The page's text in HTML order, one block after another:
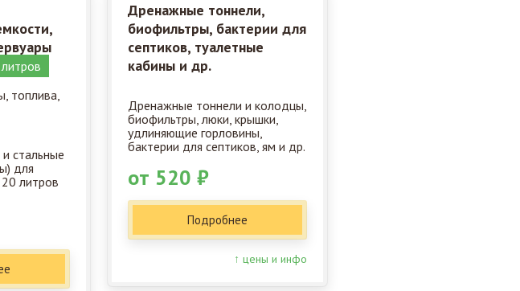
стальные
для
литров
Дренажные тоннели,
биофильтры, бактерии для
септиков, туалетные
кабины и др.
Дренажные тоннели и колодцы,
биофильтры, люки, крышки,
удлиняющие горловины,
бактерии для септиков, ям и др.
от 520 ₽
Подробнее
↑ цены и инфо